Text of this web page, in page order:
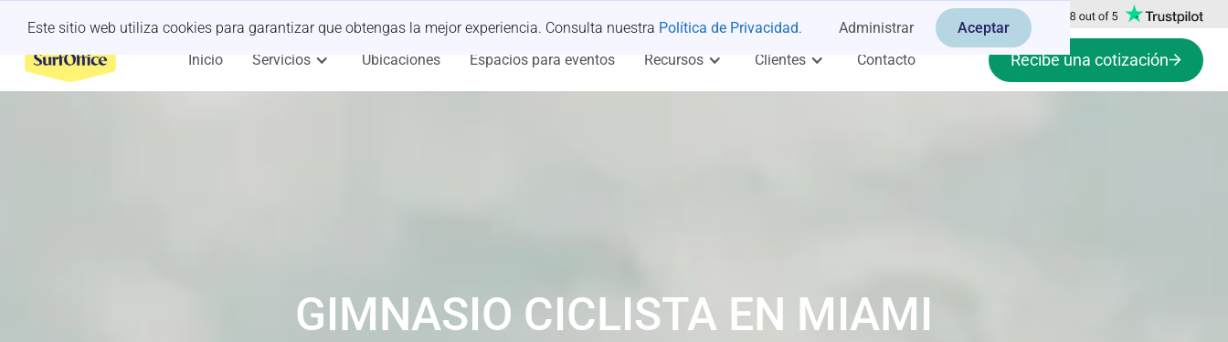
Este sitio web utiliza cookies para garantizar que obtengas la mejor experiencia. Consulta nuestra Política de Privacidad. Administrar Aceptar
Inicio Servicios Ubicaciones Espacios para eventos Recursos Clientes Contacto Recibe una cotización
GIMNASIO CICLISTA EN MIAMI